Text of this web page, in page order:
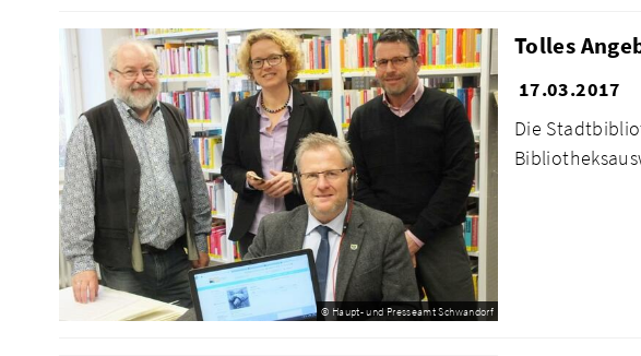
© Haupt- und Presseamt Schwandorf
Tolles
17.03.2017
Die